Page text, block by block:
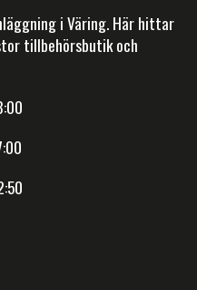
i Väring. Här hittar
tillbehörsbutik och